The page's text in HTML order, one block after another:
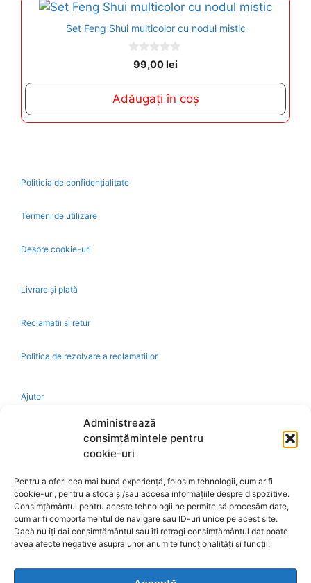
Administrează
consimțămintele pentru
cookie-uri
Pentru a oferi cea mai bună experiență, folosim tehnologii, cum ar fi
cookie-uri, pentru a stoca și/sau accesa informațiile despre dispozitive.
Consimțământul pentru aceste tehnologii ne permite să procesăm date,
cum ar fi comportamentul de navigare sau ID-uri unice pe acest site.
Dacă nu îți dai consimțământul sau îți retragi consimțământul dat poate
avea afecte negative asupra unor anumite funcționalități și funcții.
Set Feng Shui multicolor cu nodul mistic
0
o
99,00 lei
Adăugați în coș
Politicia de confidențialitate
Termeni de utilizare
Despre cookie-uri
Livrare și plată
Reclamatii si retur
Politica de rezolvare a reclamatiilor
Ajutor
Retragere din contract
A.N.P.C.